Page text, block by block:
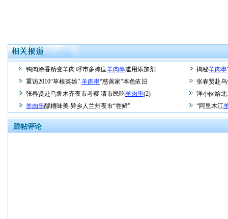
鸭肉涂香精变羊肉 呼市多摊位羊肉串滥用添加剂 揭秘羊肉串
重访2010“草根英雄” 羊肉串“慈善家”本色依旧
张春贤赴
张春贤赴乌鲁木齐夜市考察 请市民吃羊肉串(2)
洋小伙给
羊肉串醪糟味美 异乡人兰州夜市“尝鲜” “阿里木江
跟帖评论